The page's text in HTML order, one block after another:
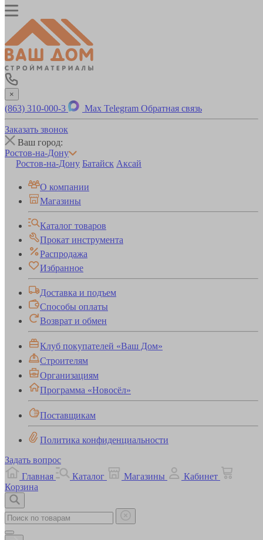
×
(863) 310-000-3 Max Telegram Обратная связь
Заказать звонок
Ваш город:
Ростов-на-Дону
Ростов-на-Дону Батайск Аксай
О компании
Магазины
Каталог товаров
Прокат инструмента
Распродажа
Избранное
Доставка и подъем
Способы оплаты
Возврат и обмен
Клуб покупателей «Ваш Дом»
Строителям
Организациям
Программа «Новосёл»
Поставщикам
Политика конфиденциальности
Задать вопрос
Главная
Каталог Магазины
Кабинет
Корзина